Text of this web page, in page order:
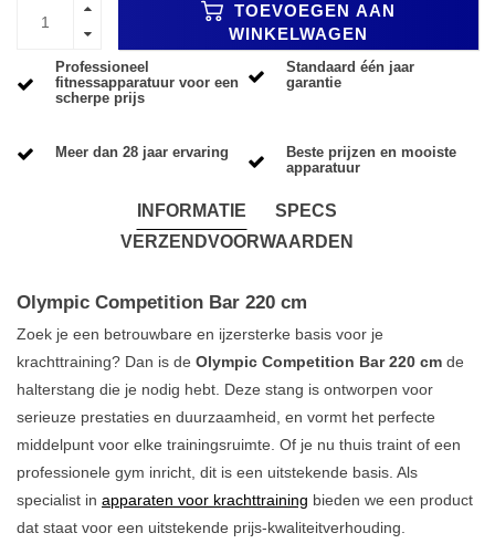
TOEVOEGEN AAN
WINKELWAGEN
Professioneel
fitnessapparatuur voor een
scherpe prijs
Standaard één jaar
garantie
Meer dan 28 jaar ervaring
Beste prijzen en mooiste
apparatuur
INFORMATIE
SPECS
VERZENDVOORWAARDEN
Olympic Competition Bar 220 cm
Zoek je een betrouwbare en ijzersterke basis voor je
krachttraining? Dan is de Olympic Competition Bar 220 cm de
halterstang die je nodig hebt. Deze stang is ontworpen voor
serieuze prestaties en duurzaamheid, en vormt het perfecte
middelpunt voor elke trainingsruimte. Of je nu thuis traint of een
professionele gym inricht, dit is een uitstekende basis. Als
specialist in apparaten voor krachttraining bieden we een product
dat staat voor een uitstekende prijs-kwaliteitverhouding.